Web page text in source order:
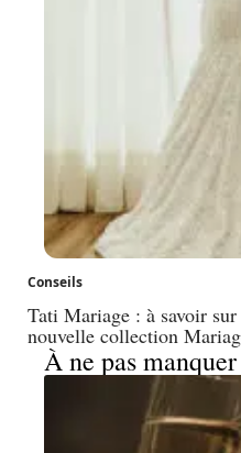
Conseils
Tati Mariage : à savoir
nouvelle collection
À ne pas manquer